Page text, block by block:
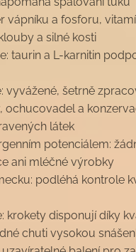
vápníku a fosforu,
a silné kosti
taurin a L-karnitin
vyvážené, šetrně
ochucovadel a
látek
potenciálem:
ani mléčné výrobky
podléhá kontrole
krokety disponují díky
chuti vysokou